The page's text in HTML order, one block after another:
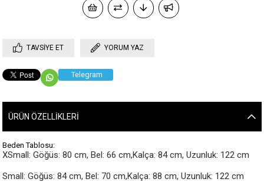
TAVSIYE ET YORUM YAZ
Telegram
ÜRÜN ÖZELLIKLERI
Beden Tablosu:
XSmall: Göğüs: 80 cm, Bel: 66 cm,Kalça: 84 cm, Uzunluk: 122 cm
Small: Göğüs: 84 cm, Bel: 70 cm,Kalça: 88 cm, Uzunluk: 122 cm